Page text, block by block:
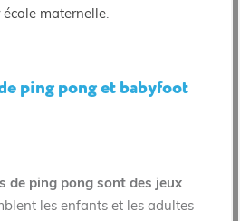
maternelle.
ping pong et babyfoot
de ping pong sont des jeux
les enfants et les adultes